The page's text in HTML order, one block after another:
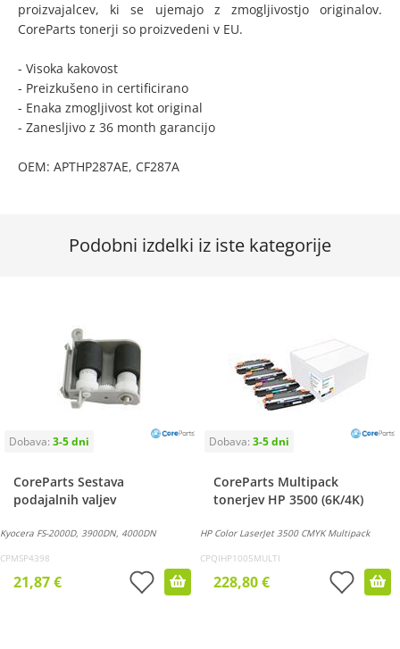
proizvajalcev, ki se ujemajo z zmogljivostjo originalov.
CoreParts tonerji so proizvedeni v EU.
- Visoka kakovost
- Preizkušeno in certificirano
- Enaka zmogljivost kot original
- Zanesljivo z 36 month garancijo
OEM: APTHP287AE, CF287A
Podobni izdelki iz iste kategorije
CoreParts Sestava
podajalnih valjev
Kyocera FS-2000D, 3900DN, 4000DN
CPMSP4398
21,87 €
CoreParts Multipack
tonerjev HP 3500 (6K/4K)
HP Color LaserJet 3500 CMYK Multipack
CPQIHP1005MULTI
228,80 €